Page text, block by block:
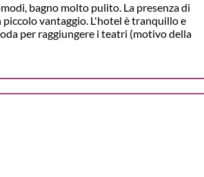
bagno molto pulito. La presenza di
piccolo vantaggio. L'hotel è tranquillo e
per raggiungere i teatri (motivo della